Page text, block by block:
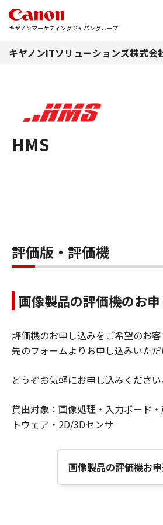
キヤノンマーケティングジャパングループ
キヤノンITソリューションズ株式会
HMS
評価版・評価機
画像製品の評価機のお
評価機のお申し込みをご希望のお
先のフォームよりお申し込みいただ
どうぞお気軽にお申し込みください
貸出対象：画像処理・入力ボード
トウェア・2D/3Dセンサ
画像製品の評価機お